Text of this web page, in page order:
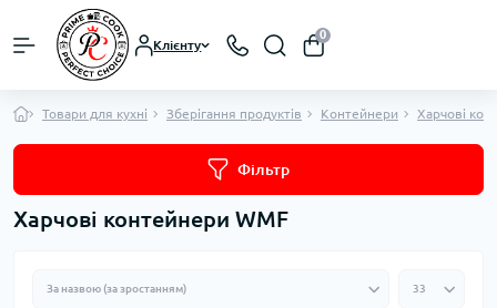
Клієнту
0
Товари для кухні Зберігання продуктів Контейнери Харчові
Фільтр
Харчові контейнери WMF